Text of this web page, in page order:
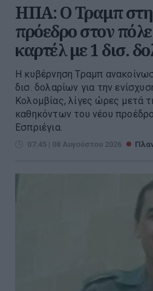
ΗΠΑ: Ο Τραμπ
πρόεδρο στον
καρτέλ με 1 δισ.
Η κυβέρνηση Τραμπ
δισ. δολαρίων για την
Κολομβίας, λίγες ώρες μετά
καθηκόντων του νέου
Εσπριέγια.
07:45 | 08 Αυγούστου 2026